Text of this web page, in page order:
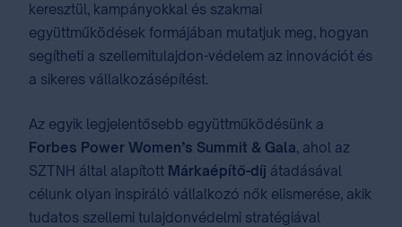
keresztül, kampányok​kal​ és szakmai
együttműködések​ ​formájában mutatjuk meg, hogyan
segítheti a szellemitulajdon-védelem az innovációt és
a sikeres vállalkozásépítést.
Az egyik legjelentősebb együttműködésünk a
Forbes Power Women’s Summit & Gala, ahol az
SZTNH által alapított Márkaépítő-díj átadásával
célunk olyan inspiráló vállalkozó​ nők elismerése, akik
tudatos szellemi tulajdonvédelmi stratégiával